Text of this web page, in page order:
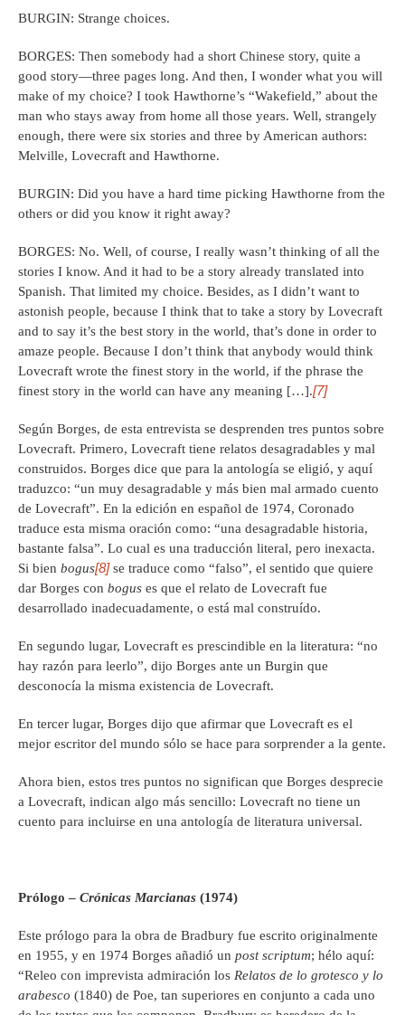
BURGIN: Strange choices.
BORGES: Then somebody had a short Chinese story, quite a
good story—three pages long. And then, I wonder what you will
make of my choice? I took Hawthorne’s “Wakefield,” about the
man who stays away from home all those years. Well, strangely
enough, there were six stories and three by American authors:
Melville, Lovecraft and Hawthorne.
BURGIN: Did you have a hard time picking Hawthorne from the
others or did you know it right away?
BORGES: No. Well, of course, I really wasn’t thinking of all the
stories I know. And it had to be a story already translated into
Spanish. That limited my choice. Besides, as I didn’t want to
astonish people, because I think that to take a story by Lovecraft
and to say it’s the best story in the world, that’s done in order to
amaze people. Because I don’t think that anybody would think
Lovecraft wrote the finest story in the world, if the phrase the
finest story in the world can have any meaning […].[7]
Según Borges, de esta entrevista se desprenden tres puntos sobre
Lovecraft. Primero, Lovecraft tiene relatos desagradables y mal
construidos. Borges dice que para la antología se eligió, y aquí
traduzco: “un muy desagradable y más bien mal armado cuento
de Lovecraft”. En la edición en español de 1974, Coronado
traduce esta misma oración como: “una desagradable historia,
bastante falsa”. Lo cual es una traducción literal, pero inexacta.
Si bien bogus[8]se traduce como “falso”, el sentido que quiere
dar Borges con bogus es que el relato de Lovecraft fue
desarrollado inadecuadamente, o está mal construído.
En segundo lugar, Lovecraft es prescindible en la literatura: “no
hay razón para leerlo”, dijo Borges ante un Burgin que
desconocía la misma existencia de Lovecraft.
En tercer lugar, Borges dijo que afirmar que Lovecraft es el
mejor escritor del mundo sólo se hace para sorprender a la gente.
Ahora bien, estos tres puntos no significan que Borges desprecie
a Lovecraft, indican algo más sencillo: Lovecraft no tiene un
cuento para incluirse en una antología de literatura universal.
Prólogo – Crónicas Marcianas (1974)
Este prólogo para la obra de Bradbury fue escrito originalmente
en 1955, y en 1974 Borges añadió un post scriptum; hélo aquí:
“Releo con imprevista admiración los Relatos de lo grotesco y lo
arabesco (1840) de Poe, tan superiores en conjunto a cada uno